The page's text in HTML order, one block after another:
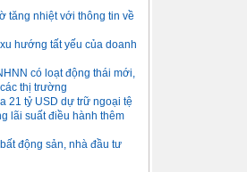
tăng nhiệt với thông tin về
hướng tất yếu của doanh
có loạt động thái mới,
thị trường
21 tỷ USD dự trữ ngoại tệ
lãi suất điều hành thêm
động sản, nhà đầu tư